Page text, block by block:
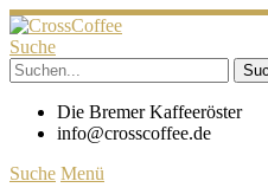
Suche
Die Bremer Kaffeeröster
info@crosscoffee.de
Suche Menü